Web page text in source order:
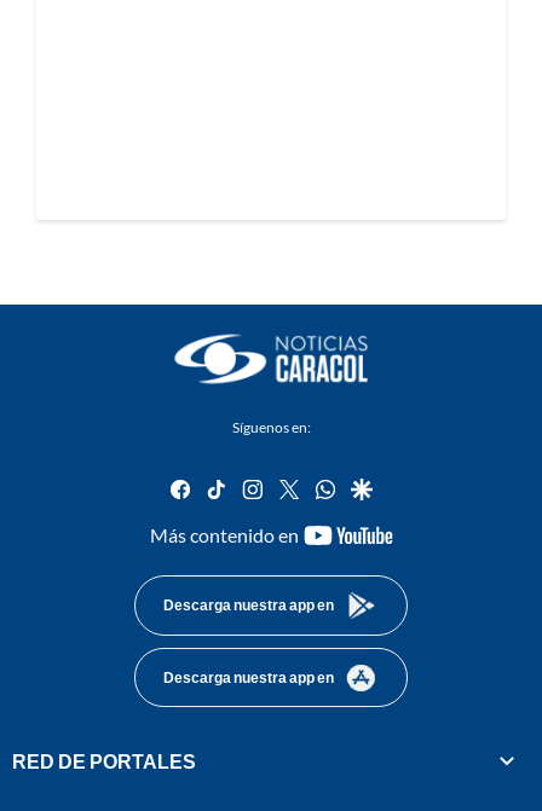
Síguenos en:
facebook
tiktok instagram
twitterwhatsapp
google
Más contenido en
youtube-
Descarga nuestra app en
Descarga nuestra app en
RED DE PORTALES